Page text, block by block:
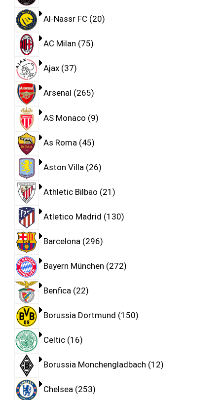
Al-Nassr FC 20
AC Milan 75
Ajax 37
Arsenal 265
AS Monaco 9
As Roma 45
Aston Villa 26
Athletic Bilbao 21
Atletico Madrid 130
Barcelona 296
Bayern München 272
Benfica 22
Borussia Dortmund 150
Celtic 16
Borussia Monchengladbach 12
Chelsea 253